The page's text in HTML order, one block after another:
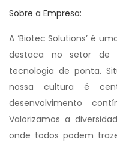
Sobre a Empresa:
A ‘Biotec Solutions’ é
destaca no setor de
tecnologia de ponta.
nossa cultura é
desenvolvimento
Valorizamos a
onde todos podem